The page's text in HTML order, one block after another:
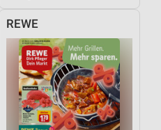
REWE